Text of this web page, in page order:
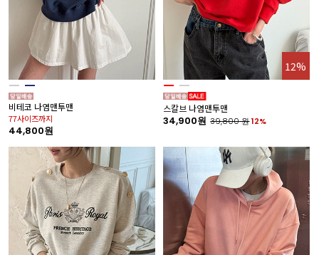
비테코 나염맨투맨
77사이즈까지
44,800원
12%
스칼브 나염맨투맨
34,900원 39,800원12%